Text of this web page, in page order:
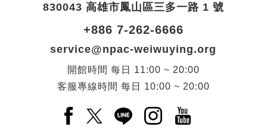
830043 高雄市鳳山區三多一路 1 號
+886 7-262-6666
service@npac-weiwuying.org
開館時間 每日
11:00 ~ 20:00
客服專線時間 每日 10:00 ~ 20:00
Facebook(另開新視窗)
X(另開新視窗)
LINE(另開新視窗)
Instagram(另開新視
YouTube(另開